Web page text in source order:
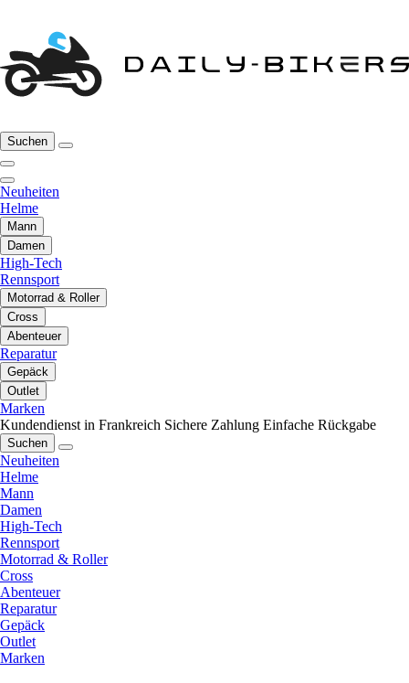
Suchen
Neuheiten
Helme
Mann
Damen
High-Tech
Rennsport
Motorrad & Roller
Cross
Abenteuer
Reparatur
Gepäck
Outlet
Marken
Kundendienst in Frankreich Sichere Zahlung Einfache Rückgabe
Suchen
Neuheiten
Helme
Mann
Damen
High-Tech
Rennsport
Motorrad & Roller
Cross
Abenteuer
Reparatur
Gepäck
Outlet
Marken